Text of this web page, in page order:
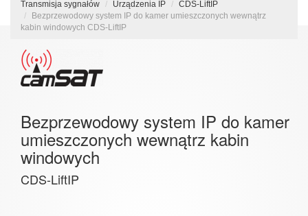
Transmisja sygnałów Urządzenia IP
CDS-LiftIP
Bezprzewodowy system IP do kamer umieszczonych wewnątrz
kabin windowych CDS-LiftIP
Bezprzewodowy system IP do kamer
umieszczonych wewnątrz kabin
windowych
CDS-LiftIP